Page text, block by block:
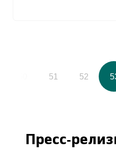
51 52
Пресс-